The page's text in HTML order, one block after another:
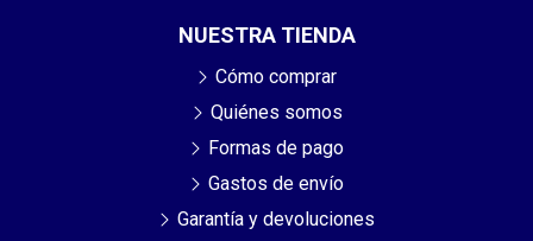
NUESTRA TIENDA
Cómo comprar
Quiénes somos
Formas de pago
Gastos de envío
Garantía y devoluciones